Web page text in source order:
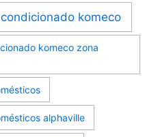
komeco
komeco zona
alphaville